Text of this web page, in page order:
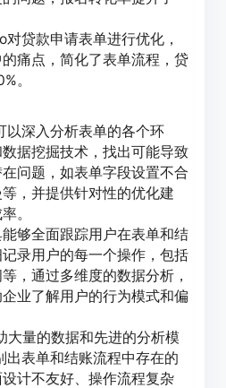
贷款申请表单进行优化，
痛点，简化了表单流程，贷
。
以深入分析表单的各个环
据挖掘技术，找出可能导致
问题，如表单字段设置不合
，并提供针对性的优化建
。
够全面跟踪用户在表单和结
录用户的每一个操作，包括
，通过多维度的数据分析，
业了解用户的行为模式和偏
大量的数据和先进的分析模
表单和结账流程中存在的
计不友好、操作流程复杂